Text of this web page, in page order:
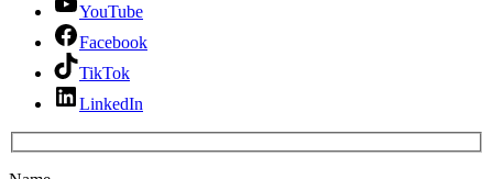
YouTube
Facebook
TikTok
LinkedIn